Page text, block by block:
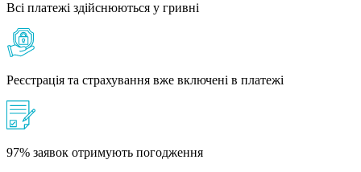
Всі платежі здійснюються у гривні
Реєстрація та страхування вже включені в платежі
97% заявок отримують погодження